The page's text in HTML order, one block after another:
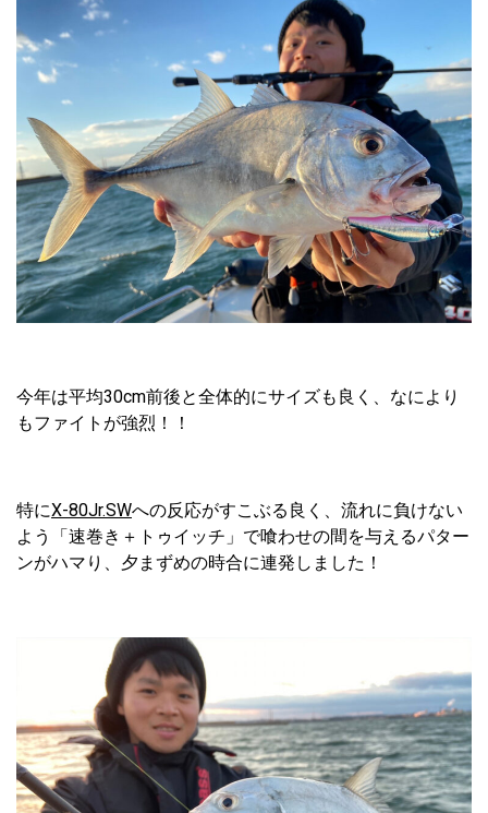
今年は平均30cm前後と全体的にサイズも良く、なにより
もファイトが強烈！！
特にX-80Jr.SWへの反応がすこぶる良く、流れに負けない
よう「速巻き＋トゥイッチ」で喰わせの間を与えるパター
ンがハマり、夕まずめの時合に連発しました！